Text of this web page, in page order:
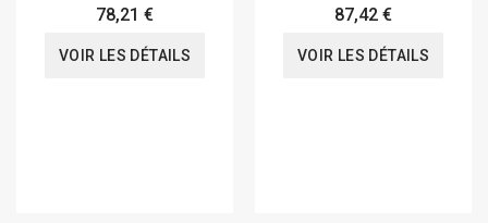
78,21 €
VOIR LES DÉTAILS
87,42 €
VOIR LES DÉTAILS